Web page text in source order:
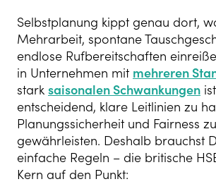
Selbstplanung kippt genau dort,
Mehrarbeit, spontane
endlose Rufbereitschaften
in Unternehmen mit mehreren
stark saisonalen Schwankungen
entscheidend, klare Leitlinien zu
Planungssicherheit und Fairness zu
gewährleisten. Deshalb brauchst
einfache Regeln – die britische
Kern auf den Punkt: